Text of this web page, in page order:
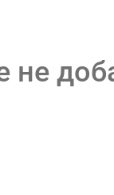
не